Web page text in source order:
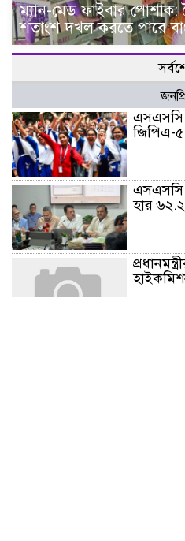
ম্যান-মেড ফাইবার পোশাক:
শতাংশ দখল করতে পারে
এসএসসি
জিপিএ-৫
এসএসসি
হার